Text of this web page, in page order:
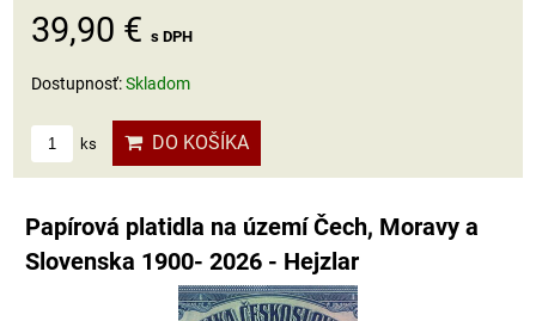
39,90 € s DPH
Dostupnosť:Skladom
ks DO KOŠÍKA
Papírová platidla na území Čech, Moravy a
Slovenska 1900- 2026 - Hejzlar